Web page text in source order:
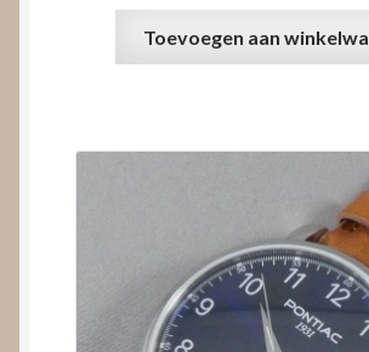
Toevoegen aan